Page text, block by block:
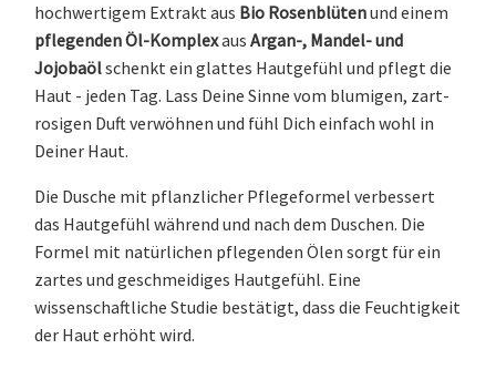
hochwertigem Extrakt aus Bio Rosenblütenund einem
pflegenden Öl-Komplexaus Argan-, Mandel- und
Jojobaölschenkt ein glattes Hautgefühl und pflegt die
Haut - jeden Tag. Lass Deine Sinne vom blumigen, zart-
rosigen Duft verwöhnen und fühl Dich einfach wohl in
Deiner Haut.
Die Dusche mit pflanzlicher Pflegeformel verbessert
das Hautgefühl während und nach dem Duschen. Die
Formel mit natürlichen pflegenden Ölen sorgt für ein
zartes und geschmeidiges Hautgefühl. Eine
wissenschaftliche Studie bestätigt, dass die Feuchtigkeit
der Haut erhöht wird.